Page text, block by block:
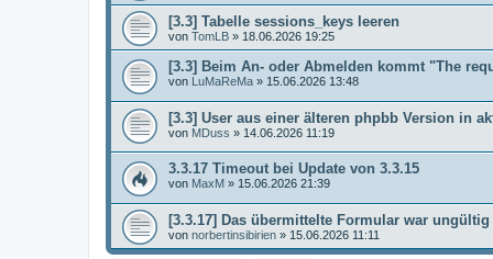
[3.3] Tabelle sessions_keys leeren
von TomLB » 18.06.2026 19:25
[3.3] Beim An- oder Abmelden kommt "The
von LuMaReMa » 15.06.2026 13:48
[3.3] User aus einer älteren phpbb Version in
von MDuss » 14.06.2026 11:19
3.3.17 Timeout bei Update von 3.3.15
von MaxM » 15.06.2026 21:39
[3.3.17] Das übermittelte Formular war ungültig
von norbertinsibirien » 15.06.2026 11:11